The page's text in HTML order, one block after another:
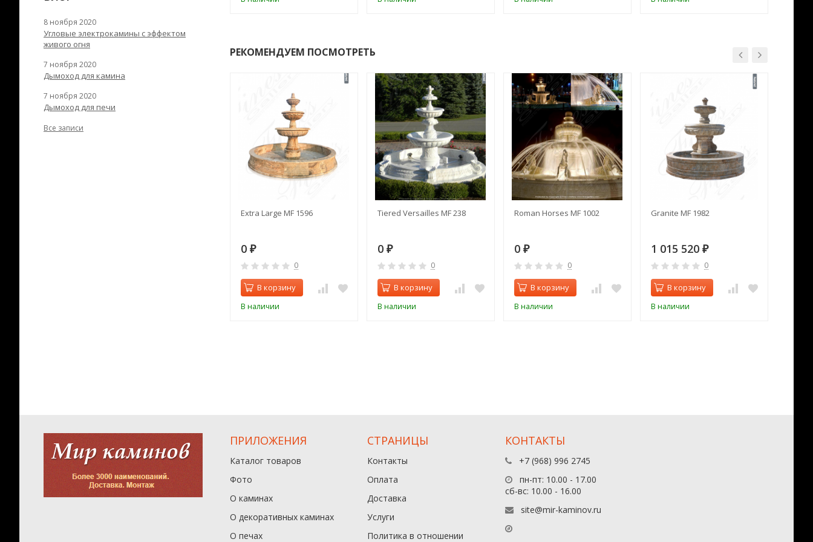
РЕКОМЕНДУЕМ ПОСМОТРЕТЬ
Extra Large MF 1596
0 ₽
0
В корзину
В наличии
Tiered Versailles MF 238
0 ₽
0
В корзину
В наличии
Roman Horses MF 1002
0 ₽
0
В корзину
В наличии
Granite MF 1982
1 015 520 ₽
0
В корзину
В наличии
8 ноября 2020
Угловые электрокамины с эффектом
живого огня
7 ноября 2020
Дымоход для камина
7 ноября 2020
Дымоход для печи
Все записи
ПРИЛОЖЕНИЯ
Каталог товаров
Фото
О каминах
О декоративных каминах
О печах
СТРАНИЦЫ
Контакты
Оплата
Доставка
Услуги
Политика в отношении
КОНТАКТЫ
+7 (968) 996 2745
пн-пт: 10.00 - 17.00
сб-вс: 10.00 - 16.00
site@mir-kaminov.ru